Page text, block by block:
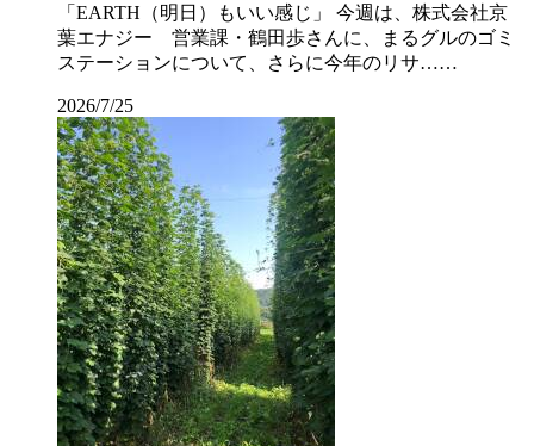
「EARTH（明日）もいい感じ」 今週は、株式会社京
葉エナジー 営業課・鶴田歩さんに、まるグルのゴミ
ステーションについて、さらに今年のリサ……
2026/7/25